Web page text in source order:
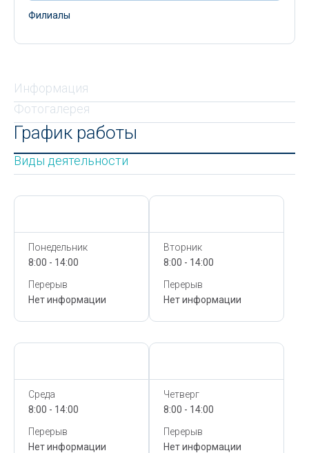
Филиалы
Информация
Фотогалерея
График работы
Виды деятельности
Понедельник
8:00 - 14:00
Перерыв
Нет информации
Вторник
8:00 - 14:00
Перерыв
Нет информации
Среда
8:00 - 14:00
Перерыв
Нет информации
Четверг
8:00 - 14:00
Перерыв
Нет информации